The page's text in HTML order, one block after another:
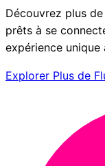
Découvrez plus
prêts à se
expérience
Explorer Plus de